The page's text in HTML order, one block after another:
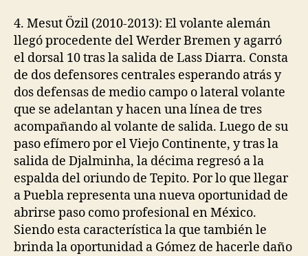
4. Mesut Özil (2010-2013): El volante alemán
llegó procedente del Werder Bremen y agarró
el dorsal 10 tras la salida de Lass Diarra. Consta
de dos defensores centrales esperando atrás y
dos defensas de medio campo o lateral volante
que se adelantan y hacen una línea de tres
acompañando al volante de salida. Luego de su
paso efímero por el Viejo Continente, y tras la
salida de Djalminha, la décima regresó a la
espalda del oriundo de Tepito. Por lo que llegar
a Puebla representa una nueva oportunidad de
abrirse paso como profesional en México.
Siendo esta característica la que también le
brinda la oportunidad a Gómez de hacerle daño